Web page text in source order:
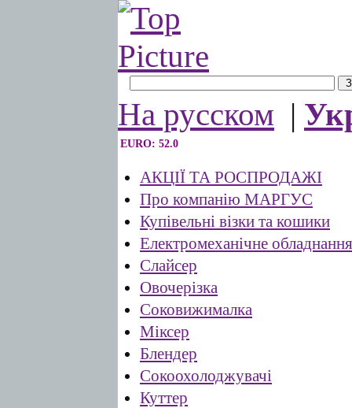
На русском |
EURO: 52.0
АКЦІЇ ТА РОСПРОДАЖІ
Про компанію МАРГУС
Купівельні візки та кошики
Електромеханічне обладнання
Слайсер
Овочерізка
Соковижималка
Міксер
Блендер
Сокоохолоджувачі
Куттер